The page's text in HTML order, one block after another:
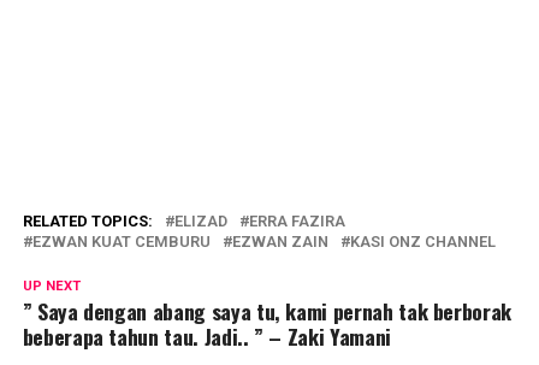
RELATED TOPICS: ELIZAD
ERRA FAZIRA
EZWAN KUAT CEMBURU
EZWAN ZAIN KASI ONZ CHANNEL
UP NEXT
” Saya dengan abang saya tu, kami pernah tak berborak
beberapa tahun tau. Jadi.. ” – Zaki Yamani